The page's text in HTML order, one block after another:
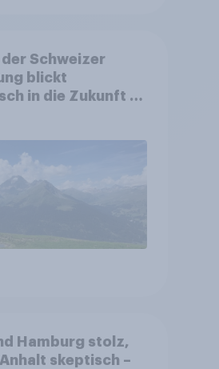
Schweizer
blickt
in die Zukunft –
Hamburg stolz,
skeptisch –